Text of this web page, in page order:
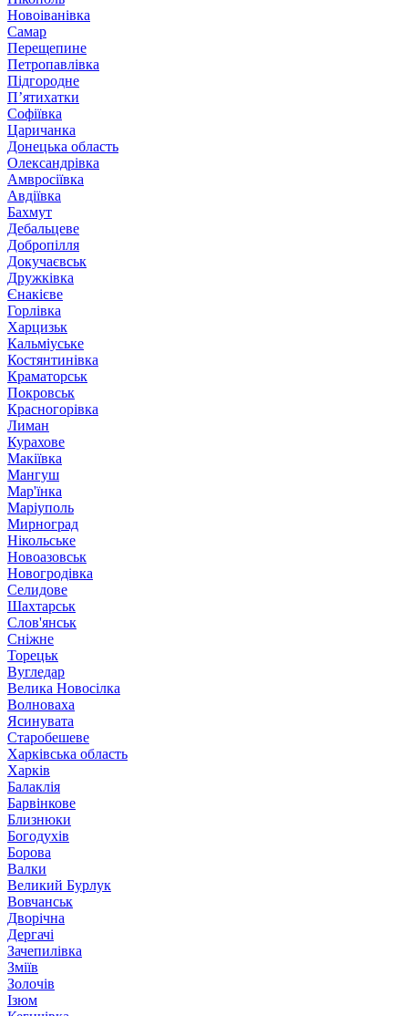
Новоіванівка
Самар
Перещепине
Петропавлівка
Підгородне
П’ятихатки
Софіївка
Царичанка
Донецька область
Олександрівка
Амвросіївка
Авдіївка
Бахмут
Дебальцеве
Добропілля
Докучаєвськ
Дружківка
Єнакієве
Горлівка
Харцизьк
Кальміуське
Костянтинівка
Краматорськ
Покровськ
Красногорівка
Лиман
Курахове
Макіївка
Мангуш
Мар'їнка
Маріуполь
Мирноград
Нікольське
Новоазовськ
Новогродівка
Селидове
Шахтарськ
Слов'янськ
Сніжне
Торецьк
Вугледар
Велика Новосілка
Волноваха
Ясинувата
Старобешеве
Харківська область
Харків
Балаклія
Барвінкове
Близнюки
Богодухів
Борова
Валки
Великий Бурлук
Вовчанськ
Дворічна
Дергачі
Зачепилівка
Зміїв
Золочів
Ізюм